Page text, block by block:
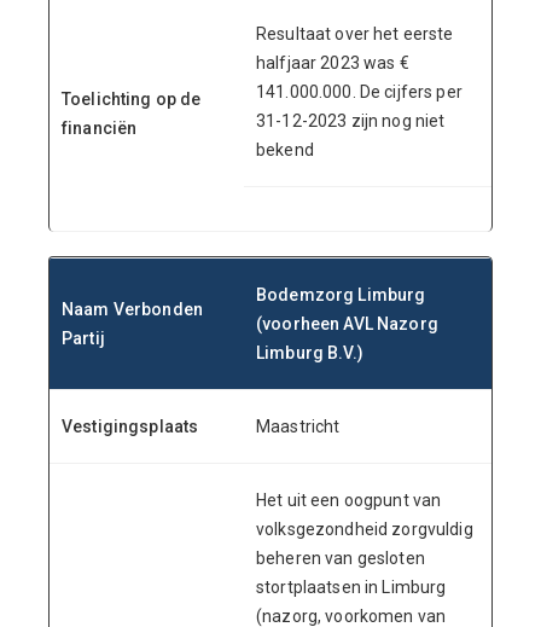
Toelichting op de
financiën
Resultaat over het eerste
halfjaar 2023 was €
141.000.000. De cijfers per
31-12-2023 zijn nog niet
bekend
Naam Verbonden
Partij
Bodemzorg Limburg
(voorheen AVL Nazorg
Limburg B.V.)
Vestigingsplaats Maastricht
Het uit een oogpunt van
volksgezondheid zorgvuldig
beheren van gesloten
stortplaatsen in Limburg
(nazorg, voorkomen van